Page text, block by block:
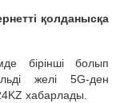
қолданысқа
бірінші болып
желі 5G-ден
хабарлады.